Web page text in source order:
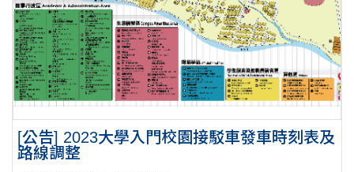
[公告] 2023大學入門校園接駁車發車時刻表及
路線調整